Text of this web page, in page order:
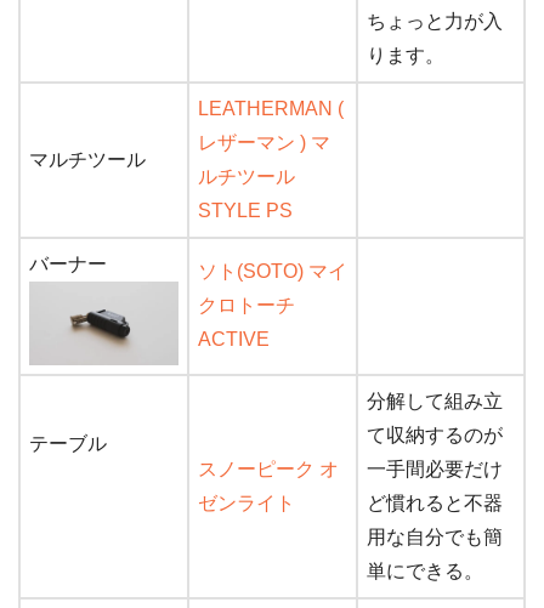
ちょっと力が入
ります。
マルチツール
LEATHERMAN (
レザーマン ) マ
ルチツール
STYLE PS
バーナー
ソト(SOTO) マイ
クロトーチ
ACTIVE
テーブル
スノーピーク オ
ゼンライト
分解して組み立
て収納するのが
一手間必要だけ
ど慣れると不器
用な自分でも簡
単にできる。